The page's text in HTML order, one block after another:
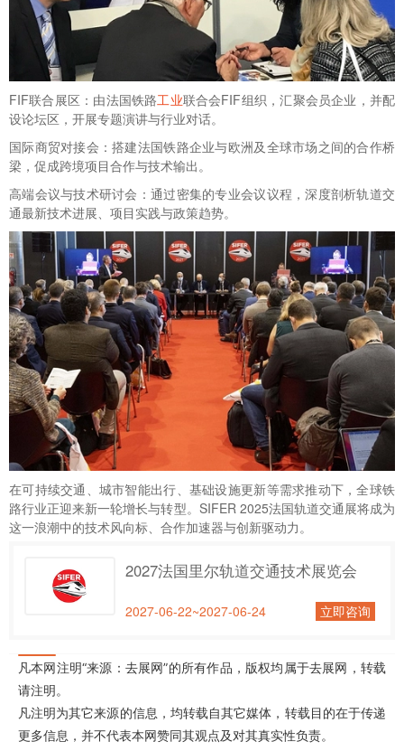
FIF联合展区：由法国铁路工业联合会FIF组织，汇聚会员企业，并配
设论坛区，开展专题演讲与行业对话。
国际商贸对接会：搭建法国铁路企业与欧洲及全球市场之间的合作桥
梁，促成跨境项目合作与技术输出。
高端会议与技术研讨会：通过密集的专业会议议程，深度剖析轨道交
通最新技术进展、项目实践与政策趋势。
在可持续交通、城市智能出行、基础设施更新等需求推动下，全球铁
路行业正迎来新一轮增长与转型。SIFER 2025法国轨道交通展将成为
这一浪潮中的技术风向标、合作加速器与创新驱动力。
2027法国里尔轨道交通技术展览会
2027-06-22~2027-06-24 立即咨询
凡本网注明“来源：去展网”的所有作品，版权均属于去展网，转载
请注明。
凡注明为其它来源的信息，均转载自其它媒体，转载目的在于传递
更多信息，并不代表本网赞同其观点及对其真实性负责。